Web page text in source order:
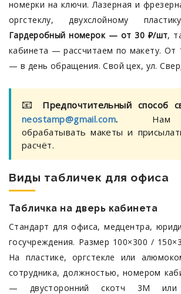
номерки на ключи. Лазерная и
оргстеклу, двухслойному
Гардеробный номерок — от 30 ₽/шт,
кабинета — рассчитаем по макету. От
— в день обращения. Свой цех, ул.
📧
Предпочтительный способ
neostamp@gmail.com. Нам
обрабатывать макеты и
расчёт.
Виды табличек для офиса
Табличка на дверь кабинета
Стандарт для офиса, медцентра,
госучреждения. Размер 100×300 /
На пластике, оргстекле или
сотрудника, должностью, номером
— двусторонний скотч 3M или